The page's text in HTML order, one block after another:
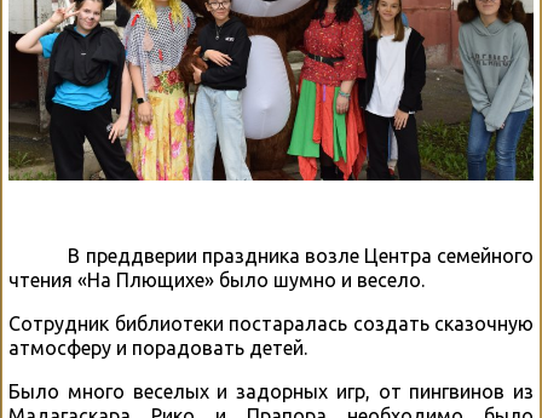
В преддверии праздника возле Центра семейного
чтения «На Плющихе» было шумно и весело.
Сотрудник библиотеки постаралась создать сказочную
атмосферу и порадовать детей.
Было много веселых и задорных игр, от пингвинов из